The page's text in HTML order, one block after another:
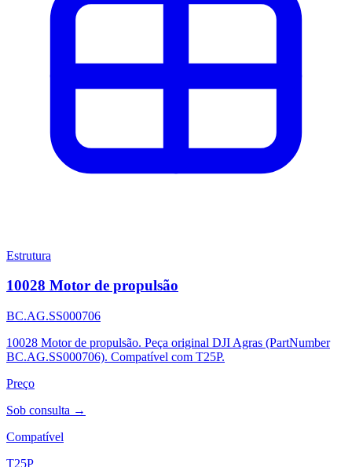
Estrutura
10028 Motor de propulsão
BC.AG.SS000706
10028 Motor de propulsão. Peça original DJI Agras (PartNumber
BC.AG.SS000706). Compatível com T25P.
Preço
Sob consulta →
Compatível
T25P